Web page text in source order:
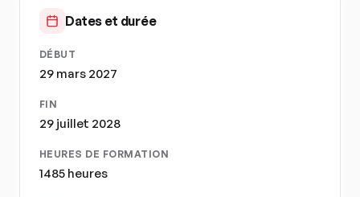
Dates et durée
DÉBUT
29 mars 2027
FIN
29 juillet 2028
HEURES DE FORMATION
1485 heures